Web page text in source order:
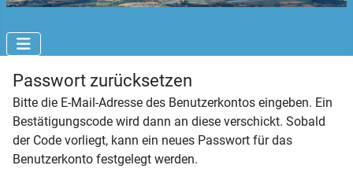
Passwort zurücksetzen
Bitte die E-Mail-Adresse des Benutzerkontos eingeben. Ein
Bestätigungscode wird dann an diese verschickt. Sobald
der Code vorliegt, kann ein neues Passwort für das
Benutzerkonto festgelegt werden.